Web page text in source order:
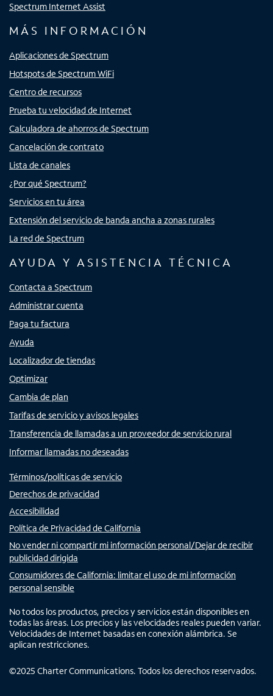
Spectrum Internet Assist
MÁS INFORMACIÓN
Aplicaciones de Spectrum
Hotspots de Spectrum WiFi
Centro de recursos
Prueba tu velocidad de Internet
Calculadora de ahorros de Spectrum
Cancelación de contrato
Lista de canales
¿Por qué Spectrum?
Servicios en tu área
Extensión del servicio de banda ancha a zonas rurales
La red de Spectrum
AYUDA Y ASISTENCIA TÉCNICA
Contacta a Spectrum
Administrar cuenta
Paga tu factura
Ayuda
Localizador de tiendas
Optimizar
Cambia de plan
Tarifas de servicio y avisos legales
Transferencia de llamadas a un proveedor de servicio rural
Informar llamadas no deseadas
Términos/políticas de servicio
Derechos de privacidad
Accesibilidad
Política de Privacidad de California
No vender ni compartir mi información personal/Dejar de recibir
publicidad dirigida
Consumidores de California: limitar el uso de mi información
personal sensible
No todos los productos, precios y servicios están disponibles en
todas las áreas. Los precios y las velocidades reales pueden variar.
Velocidades de Internet basadas en conexión alámbrica. Se
aplican restricciones.
©2025 Charter Communications. Todos los derechos reservados.